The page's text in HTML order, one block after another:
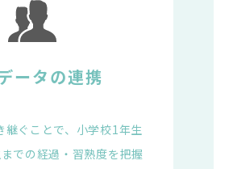
ータの連携
継ぐことで、小学校1年生
での経過・習熟度を把握